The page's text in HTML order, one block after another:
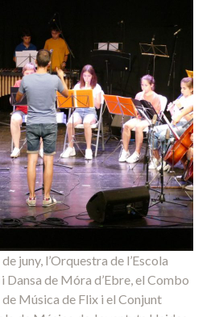
juny, l’Orquestra de l’Escola
de Móra d’Ebre, el Combo
Música de Flix i el Conjunt